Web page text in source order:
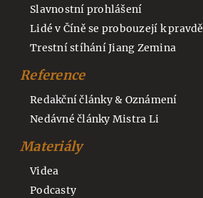
Slavnostní prohlášení
Lidé v Číně se probouzejí k pravdě
Trestní stíhání Jiang Zemina
Reference
Redakční články & Oznámení
Nedávné články Mistra Li
Materiály
Videa
Podcasty